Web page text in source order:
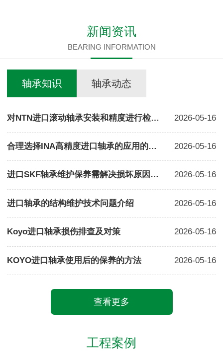
新闻资讯
BEARING INFORMATION
轴承知识 轴承动态
对NTN进口滚动轴承安装和精度进行检测方法 2026-05-16
合理选择INA高精度进口轴承的应用的方法 2026-05-16
进口SKF轴承维护保养需解决损坏原因现象分析 2026-05-16
进口轴承的结构维护技术问题介绍 2026-05-16
Koyo进口轴承损伤排查及对策 2026-05-16
KOYO进口轴承使用后的保养的方法 2026-05-16
查看更多
工程案例